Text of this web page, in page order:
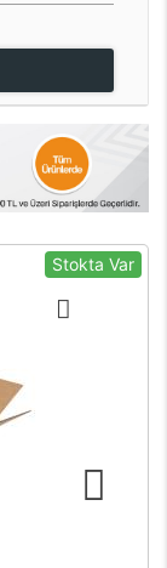
Stokta Var